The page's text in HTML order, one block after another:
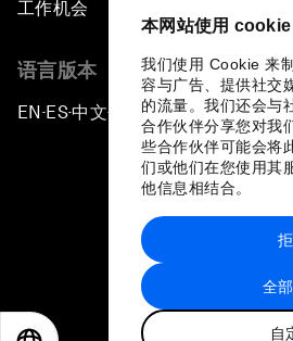
本网站使用 cookie
我们使用 Cookie 来
容与广告、提供社交
的流量。我们还会与
合作伙伴分享您对我
些合作伙伴可能会将
们或他们在您使用其
他信息相结合。
全
自
工作机会
语言版本
EN ▪ ES▪中文▪ 日本語
站点地图